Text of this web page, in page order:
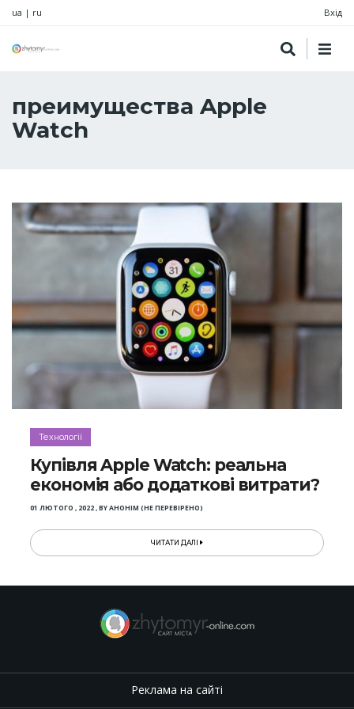
ua | ru Вхід
преимущества Apple
Watch
Технології
Купівля Apple Watch: реальна
економія або додаткові витрати?
01 ЛЮТОГО , 2022,BYАНОНІМ (НЕ ПЕРЕВІРЕНО)
ЧИТАТИ ДАЛІ
Реклама на сайті